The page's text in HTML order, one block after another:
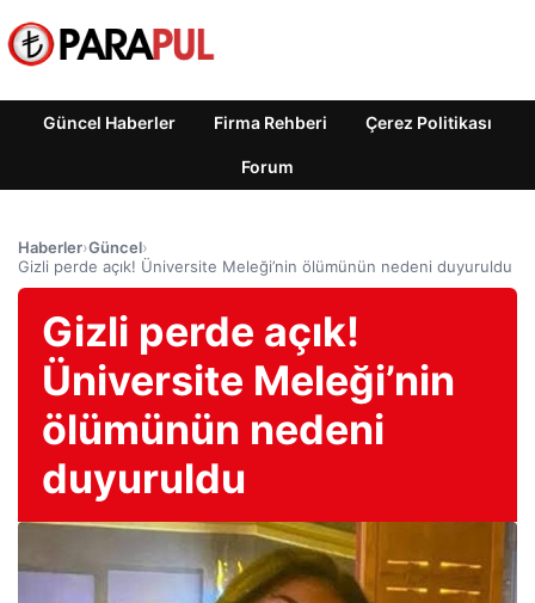
Güncel Haberler Firma Rehberi Çerez Politikası
Forum
Haberler›Güncel›
Gizli perde açık! Üniversite Meleği’nin ölümünün nedeni duyuruldu
Gizli perde açık!
Üniversite Meleği’nin
ölümünün nedeni
duyuruldu